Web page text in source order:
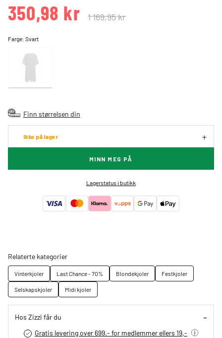
350,98 kr 1 169,95 kr
Farge:Svart
Finn størrelsen din
Ikke på lager
MINN MEG PÅ
Lagerstatus i butikk
Relaterte kategorier
Vinterkjoler Last Chance - 70% Blondekjoler
Festkjoler
Selskapskjoler
Midi kjoler
Hos Zizzi får du
Gratis levering over 699.- for medlemmer ellers 19,-